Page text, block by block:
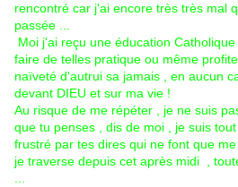
rencontré car j'ai encore très très mal
passée ...
Moi j'ai reçu une éducation
faire de telles pratique ou même
naïveté d'autrui sa jamais , en aucun
devant DIEU et sur ma vie !
Au risque de me répéter , je ne suis
que tu penses , dis de moi , je suis
frustré par tes dires qui ne font que
je traverse depuis cet après midi ,